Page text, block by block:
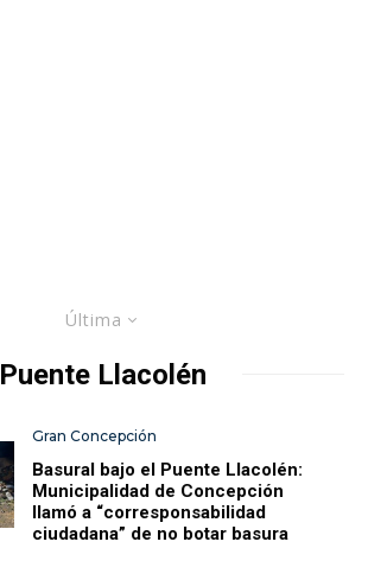
Última
Puente Llacolén
Gran Concepción
Basural bajo el Puente Llacolén:
Municipalidad de Concepción
llamó a “corresponsabilidad
ciudadana” de no botar basura